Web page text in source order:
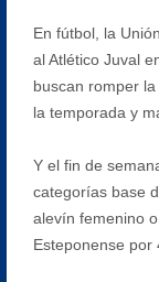
En fútbol, la
al Atlético Juval
buscan romper
la temporada y
Y el fin de
categorías base
alevín femenino
Esteponense por